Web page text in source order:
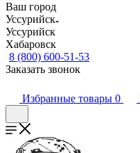
Ваш город
Уссурийск
Уссурийск
Хабаровск
8 (800) 600-51-53
Заказать звонок
Избранные товары 0